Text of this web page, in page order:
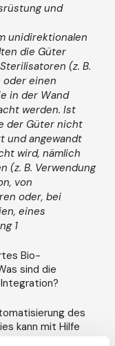
und
unidirektionalen
die Güter
(z. B.
einen
in der Wand
werden. Ist
der Güter nicht
und angewandt
wird, nämlich
(z. B. Verwendung
von
oder, bei
eines
1
Bio-
sind die
des
kann mit Hilfe